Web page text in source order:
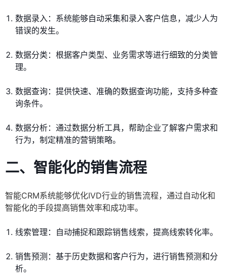
数据录入：系统能够自动采集和录入客户信息，减少人为
错误的发生。
数据分类：根据客户类型、业务需求等进行细致的分类管
理。
数据查询：提供快速、准确的数据查询功能，支持多种查
询条件。
数据分析：通过数据分析工具，帮助企业了解客户需求和
行为，制定精准的营销策略。
二、智能化的销售流程
智能CRM系统能够优化IVD行业的销售流程，通过自动化和
智能化的手段提高销售效率和成功率。
线索管理：自动捕捉和跟踪销售线索，提高线索转化率。
销售预测：基于历史数据和客户行为，进行销售预测和分
析。